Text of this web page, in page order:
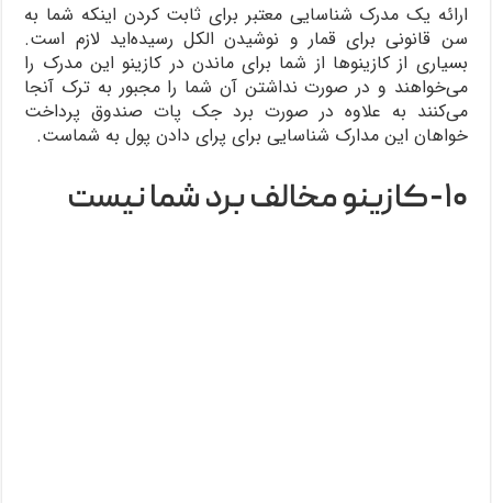
ارائه یک مدرک شناسایی معتبر برای ثابت کردن اینکه شما به
سن قانونی برای قمار و نوشیدن الکل رسیده‌اید لازم است.
بسیاری از کازینوها از شما برای ماندن در کازینو این مدرک را
می‌خواهند و در صورت نداشتن آن شما را مجبور به ترک آنجا
می‌کنند به علاوه در صورت برد جک پات صندوق پرداخت
خواهان این مدارک شناسایی برای پرای دادن پول به شماست.
۱۰-کازینو مخالف برد شما نیست